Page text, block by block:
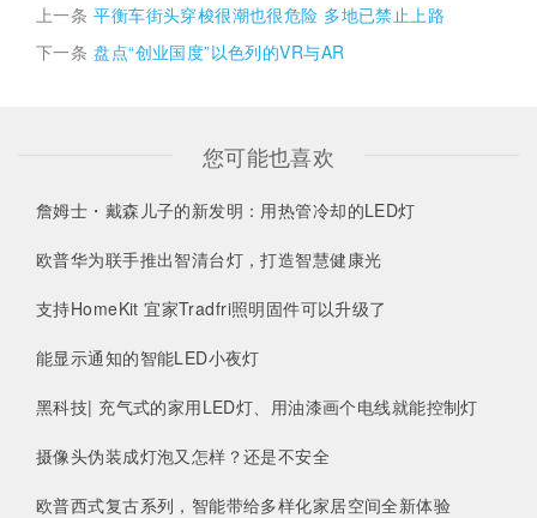
上一条 平衡车街头穿梭很潮也很危险 多地已禁止上路
下一条 盘点“创业国度”以色列的VR与AR
您可能也喜欢
詹姆士・戴森儿子的新发明：用热管冷却的LED灯
欧普华为联手推出智清台灯，打造智慧健康光
支持HomeKit 宜家Tradfri照明固件可以升级了
能显示通知的智能LED小夜灯
黑科技| 充气式的家用LED灯、用油漆画个电线就能控制灯
摄像头伪装成灯泡又怎样？还是不安全
欧普西式复古系列，智能带给多样化家居空间全新体验